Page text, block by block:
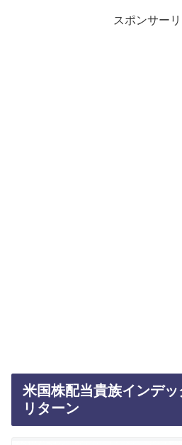
スポンサー
米国株配当貴族インデ
リターン